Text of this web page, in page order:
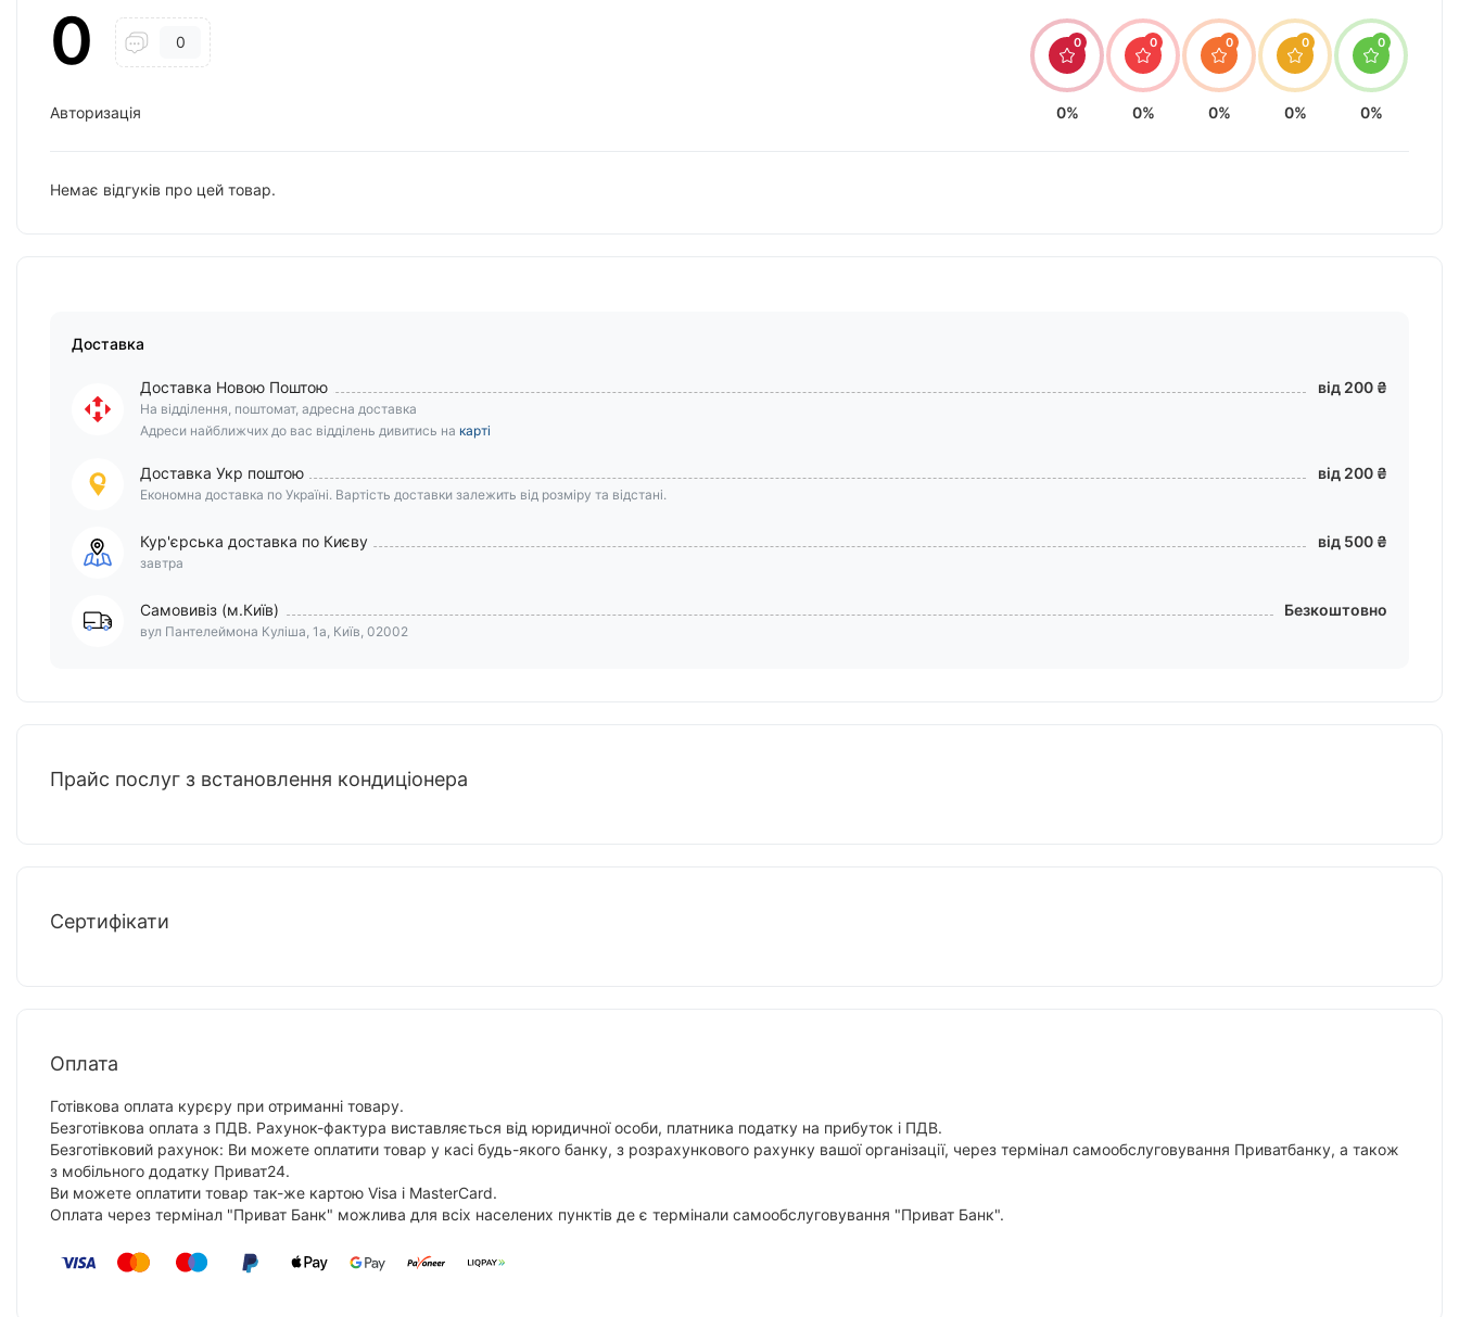
0 0
Авторизація
0
0%
0
0%
0
0%
0
0%
0
0%
Немає відгуків про цей товар.
Доставка
Доставка Новою Поштою
На відділення, поштомат, адресна доставка
Адреси найближчих до вас відділень дивитись на карті
від 200 ₴
Доставка Укр поштою
Економна доставка по Україні. Вартість доставки залежить від розміру та відстані.
від 200 ₴
Кур'єрська доставка по Києву
завтра
від 500 ₴
Самовивіз (м.Київ)
вул Пантелеймона Куліша, 1а, Київ, 02002
Безкоштовно
Прайс послуг з встановлення кондиціонера
Сертифікати
Оплата
Готівкова оплата курєру при отриманні товару.
Безготівкова оплата з ПДВ. Рахунок-фактура виставляється від юридичної особи, платника податку на прибуток і ПДВ.
Безготівковий рахунок: Ви можете оплатити товар у касі будь-якого банку, з розрахункового рахунку вашої організації, через термінал самообслуговування Приватбанку, а також
з мобільного додатку Приват24.
Ви можете оплатити товар так-же картою Visa і MasterCard.
Оплата через термінал "Приват Банк" можлива для всіх населених пунктів де є термінали самообслуговування "Приват Банк".